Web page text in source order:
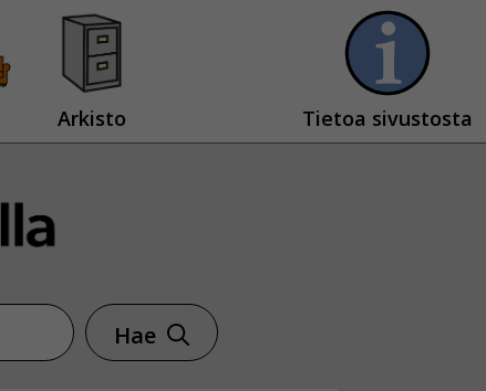
Arkisto Tietoa sivustosta
Hae